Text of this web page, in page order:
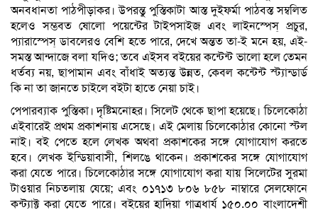
অনবধানতা পাঠপীড়াকর। উপরন্তু পুস্তিকাটা আস্ত দুইফর্মা পাঠবস্ত সম্বলিত
হলেও সম্ভবত ষোলো পয়েন্টের টাইপসাইজ এবং লাইনস্পেস্ প্রচুর,
প্যারাস্পেস্ ডাবলেরও বেশি হতে পারে, দেখে অন্তত তা-ই মনে হয়, এই-
সমস্ত আন্দাজে বলা যদিও; তবে এইসব বইয়ের কন্টেন্ট ভালো হলে তেমন
ধর্তব্য নয়, ছাপামান এবং বাঁধাই অত্যন্ত উন্নত, কেবল কন্টেন্ট স্ট্যান্ডার্ড
কি না তা জানতে চাইলে বইটা হাতে নেয়া চাই।
পেপারব্যাক পুস্তিকা। দৃষ্টিমনোহর। সিলেট থেকে ছাপা হয়েছে। চিলেকোঠা
এইবারেই প্রথম প্রকাশনায় এসেছে। এই মেলায় চিলেকোঠার কোনো স্টল
নাই। বই পেতে হলে লেখক অথবা প্রকাশকের সঙ্গে যোগাযোগ করতে
হবে। লেখক ইন্ডিয়াবাসী, শিলঙে থাকেন। প্রকাশকের সঙ্গে যোগাযোগ
করা যেতে পারে। চিলেকোঠার সঙ্গে যোগাযোগ করা যায় সিলেটের সুরমা
টাওয়ার নিচতলায় যেয়ে; এবং ০১৭১৩ ৮০৬ ৮৫৮ নাম্বারে সেলফোনে
কন্ট্যাক্ট করা যেতে পারে। বইয়ের হাদিয়া গাত্রধার্য ১৫০.০০ বাংলাদেশী